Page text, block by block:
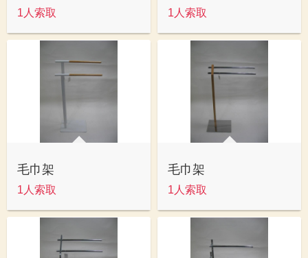
1人索取 1人索取
毛巾架
1人索取
毛巾架
1人索取